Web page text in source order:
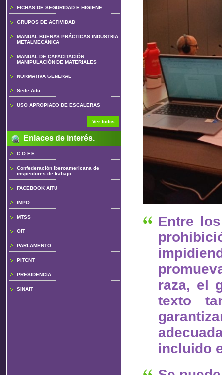
Entre
raza, el
texto
incluido
FICHAS DE SEGURIDAD E HIGIENE
GRUPOS DE ACTIVIDAD
MANUAL BUENAS PRÁCTICAS INDUSTRIA
METALMECÁNICA
MANUAL DE CAPACITACIÓN:
MANIPULACIÓN DE MATERIALES
NORMATIVA GENERAL
Sede Aitu
USO APROPIADO DE ESCALERAS
Ver todos
Enlaces de interés.
C.O.F.E.
Confederación Iberoamericana de
inspectores de trabajo
FACEBOOK AITU
IMPO
MTSS
OIT
PARLAMENTO
PITCNT
PRESIDENCIA
SINAIT